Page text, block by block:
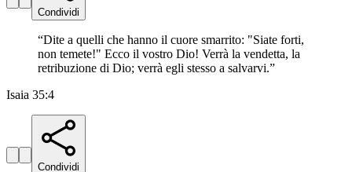
Condividi
“Dite a quelli che hanno il cuore smarrito: "Siate forti,
non temete!" Ecco il vostro Dio! Verrà la vendetta, la
retribuzione di Dio; verrà egli stesso a salvarvi.”
Isaia 35:4
Condividi